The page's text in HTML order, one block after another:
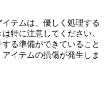
テムは、優しく処理する
特に注意してください。
る準備ができていること
イテムの損傷が発生しま